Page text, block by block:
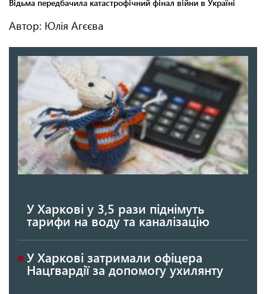
Автор: Юлія Агєєва
У Харкові у 3,5 рази піднімуть
тарифи на воду та каналізацію
У Харкові затримали офіцера
Нацгвардії за допомогу ухилянту